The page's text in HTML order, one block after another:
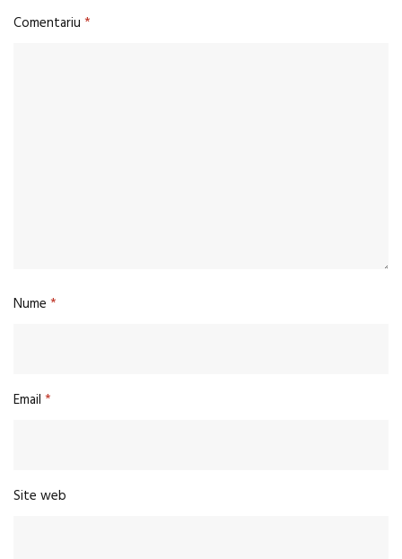
Comentariu *
Nume *
Email *
Site web